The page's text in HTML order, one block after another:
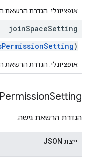
אופציונלי. הגדרת הרשאת
joinSpaceSetting
)
אופציונלי. הגדרת
PermissionSetting
הגדרת הרשאת גישה.
ייצוג JSON